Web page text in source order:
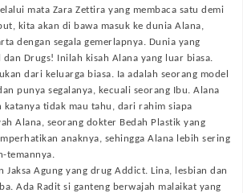
mata Zara Zettira yang membaca satu demi
kita akan di bawa masuk ke dunia Alana,
dengan segala gemerlapnya. Dunia yang
Drugs! Inilah kisah Alana yang luar biasa.
dari keluarga biasa. Ia adalah seorang model
punya segalanya, kecuali seorang Ibu. Alana
tidak mau tahu, dari rahim siapa
Alana, seorang dokter Bedah Plastik yang
anaknya, sehingga Alana lebih sering
temannya.
Jaksa Agung yang drug Addict. Lina, lesbian dan
Ada Radit si ganteng berwajah malaikat yang